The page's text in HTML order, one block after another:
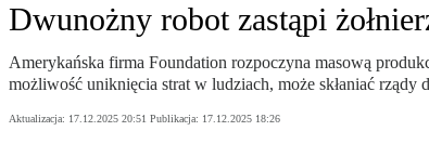
Dwunożny robot zastąpi
Amerykańska firma Foundation rozpoczyna masową
możliwość uniknięcia strat w ludziach, może skłaniać rządy
Aktualizacja: 17.12.2025 20:51 Publikacja: 17.12.2025 18:26